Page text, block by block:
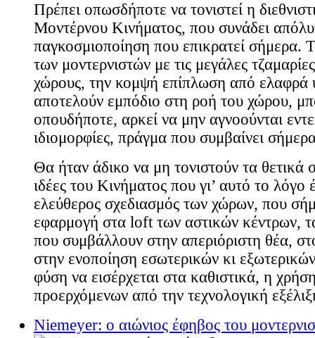
Πρέπει οπωσδήποτε να τονιστεί η
Μοντέρνου Κινήματος, που συνάδει
παγκοσμιοποίηση που επικρατεί σήμερα.
των μοντερνιστών με τις μεγάλες
χώρους, την κομψή επίπλωση από ελαφρά
αποτελούν εμπόδιο στη ροή του χώρου,
οπουδήποτε, αρκεί να μην αγνοούνται
ιδιομορφίες, πράγμα που συμβαίνει
Θα ήταν άδικο να μη τονιστούν τα θετικά
ιδέες του Κινήματος που γι’ αυτό το λόγο
ελεύθερος σχεδιασμός των χώρων, που
εφαρμογή στα loft των αστικών κέντρων,
που συμβάλλουν στην απεριόριστη θέα,
στην ενοποίηση εσωτερικών κι
φύση να εισέρχεται στα καθιστικά, η
προερχόμενων από την τεχνολογική
Niemeyer: ο αιώνιος έφηβος του